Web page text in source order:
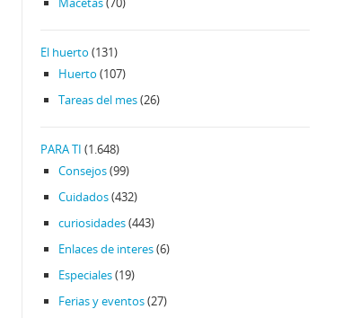
El huerto (131)
Huerto (107)
Tareas del mes(26)
PARA TI (1.648)
Consejos(99)
Cuidados(432)
curiosidades(443)
Enlaces de interes(6)
Especiales(19)
Ferias y eventos(27)